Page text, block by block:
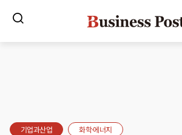
기업과산업 화학·에너지